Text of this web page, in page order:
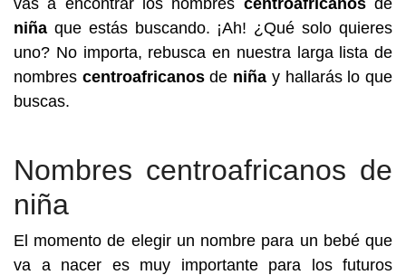
vas a encontrar los nombres centroafricanosde
niña que estás buscando. ¡Ah! ¿Qué solo quieres
uno? No importa, rebusca en nuestra larga lista de
nombres centroafricanosde niña y hallarás lo que
buscas.
Nombres centroafricanos de
niña
El momento de elegir un nombre para un bebé que
va a nacer es muy importante para los futuros